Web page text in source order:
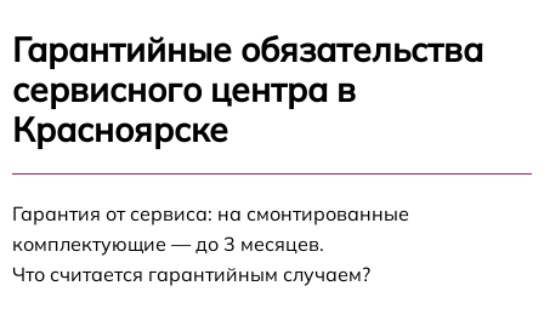
Гарантийные обязательства
сервисного центра в
Красноярске
Гарантия от сервиса: на смонтированные
комплектующие — до 3 месяцев.
Что считается гарантийным случаем?